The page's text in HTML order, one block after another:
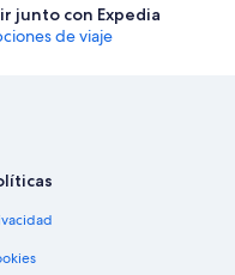
junto con Expedia
de viaje